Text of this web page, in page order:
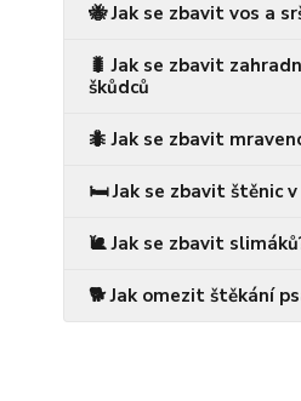
🐝 Jak se zbavit vos a
🐛 Jak se zbavit
škůdců
🐜 Jak se zbavit
🛏️ Jak se zbavit štěnic
🐌 Jak se zbavit
🐕 Jak omezit štěkání